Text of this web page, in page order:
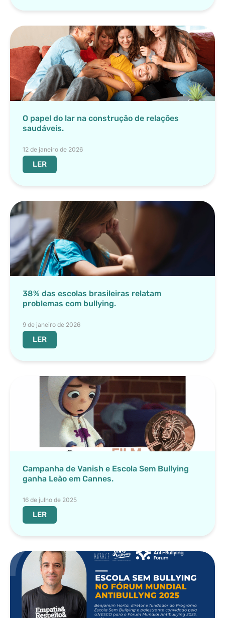
O papel do lar na construção de relações
saudáveis.
12 de janeiro de 2026
LER
38% das escolas brasileiras relatam
problemas com bullying.
9 de janeiro de 2026
LER
Campanha de Vanish e Escola Sem Bullying
ganha Leão em Cannes.
16 de julho de 2025
LER